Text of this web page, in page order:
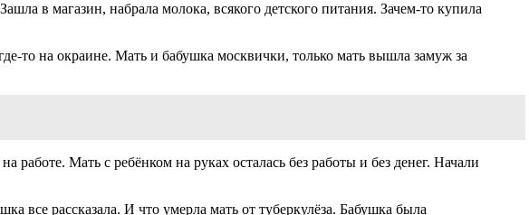
в магазин, набрала молока, всякого детского питания. Зачем-то купила
то на окраине. Мать и бабушка москвички, только мать вышла замуж за
Мать с ребёнком на руках осталась без работы и без денег. Начали
все рассказала. И что умерла мать от туберкулёза. Бабушка была